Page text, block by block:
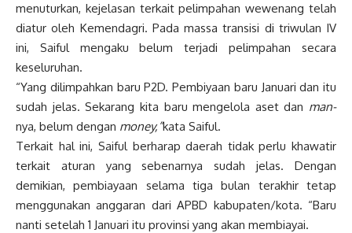
menuturkan, kejelasan terkait pelimpahan wewenang telah
diatur oleh Kemendagri. Pada massa transisi di triwulan IV
ini, Saiful mengaku belum terjadi pelimpahan secara
keseluruhan.
“Yang dilimpahkan baru P2D. Pembiyaan baru Januari dan itu
sudah jelas. Sekarang kita baru mengelola aset dan man-
nya, belum dengan money,”kata Saiful.
Terkait hal ini, Saiful berharap daerah tidak perlu khawatir
terkait aturan yang sebenarnya sudah jelas. Dengan
demikian, pembiayaan selama tiga bulan terakhir tetap
menggunakan anggaran dari APBD kabupaten/kota. “Baru
nanti setelah 1 Januari itu provinsi yang akan membiayai.